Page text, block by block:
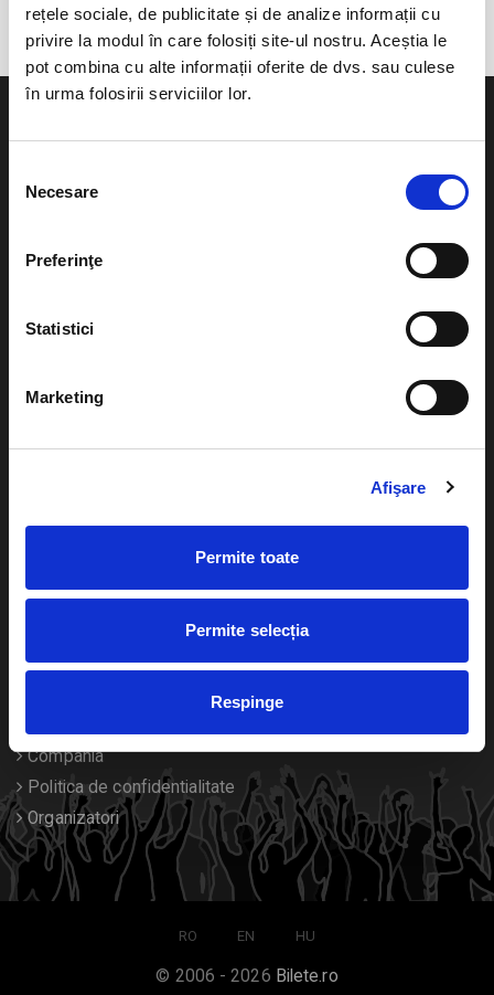
rețele sociale, de publicitate și de analize informații cu
privire la modul în care folosiți site-ul nostru. Aceștia le
pot combina cu alte informații oferite de dvs. sau culese
în urma folosirii serviciilor lor.
consimțământului
Necesare
Preferinţe
Statistici
Marketing
Afişare
Permite toate
Permite selecția
Respinge
Evenimente
Teatru
festivaluri
Diverse
Despre noi
Contact
Compania
Politica de confidentialitate
Organizatori
RO EN HU
© 2006 - 2026 Bilete.ro